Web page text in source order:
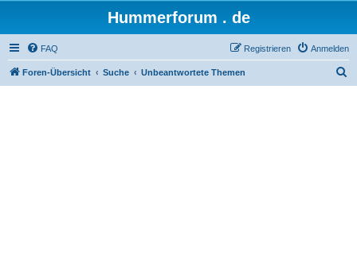
Hummerforum . de
FAQ Anmelden
Registrieren
Foren-Übersicht Suche Unbeantwortete Themen